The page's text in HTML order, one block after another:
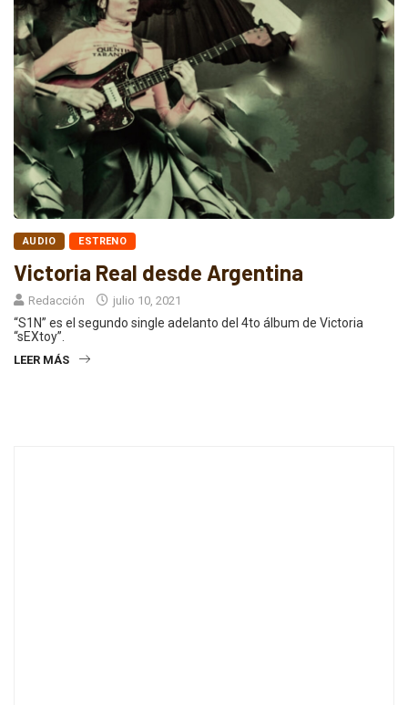
AUDIO ESTRENO
Victoria Real desde Argentina
Redacción julio 10, 2021
“S1N” es el segundo single adelanto del 4to álbum de Victoria
“sEXtoy”.
LEER MÁS